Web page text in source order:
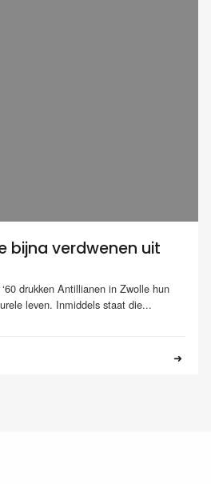
bijna verdwenen uit
drukken Antillianen in Zwolle hun
leven. Inmiddels staat die...